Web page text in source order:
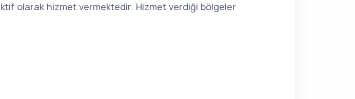
olarak hizmet vermektedir. Hizmet verdiği bölgeler